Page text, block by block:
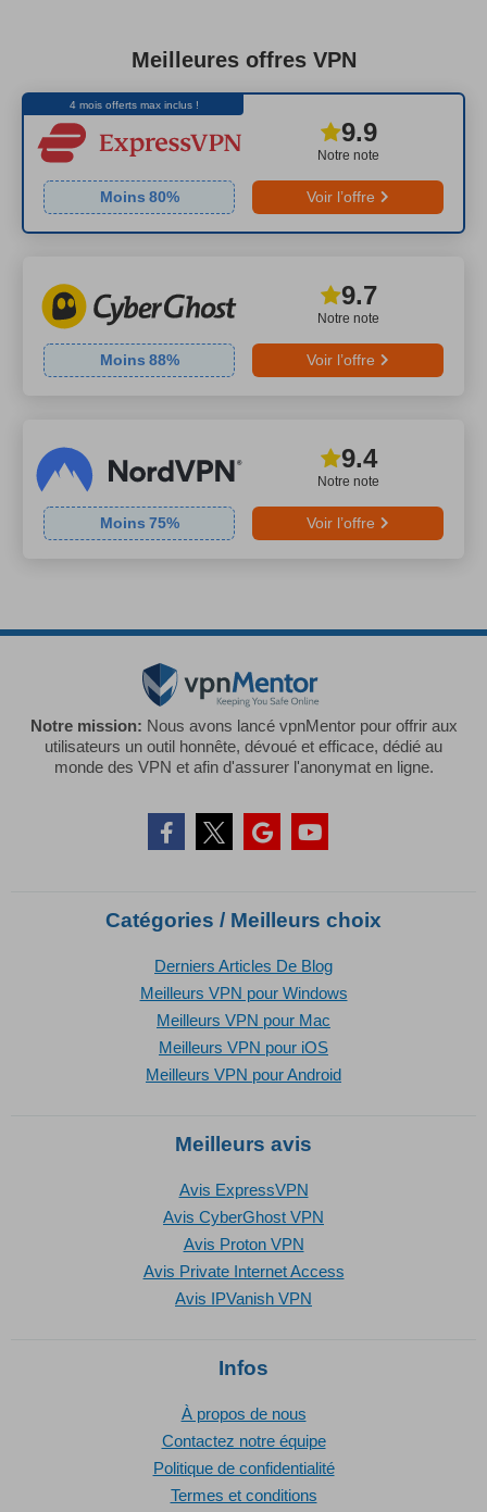
Meilleures offres VPN
4 mois offerts max inclus !
Notre note
9.9
Moins 80% Voir l’offre
Notre note
9.7
Moins 88% Voir l’offre
Notre note
9.4
Moins 75% Voir l’offre
Notre mission: Nous avons lancé vpnMentor pour offrir aux
utilisateurs un outil honnête, dévoué et efficace, dédié au
monde des VPN et afin d'assurer l'anonymat en ligne.
Catégories / Meilleurs choix
Derniers Articles De Blog
Meilleurs VPN pour Windows
Meilleurs VPN pour Mac
Meilleurs VPN pour iOS
Meilleurs VPN pour Android
Meilleurs avis
Avis ExpressVPN
Avis CyberGhost VPN
Avis Proton VPN
Avis Private Internet Access
Avis IPVanish VPN
Infos
À propos de nous
Contactez notre équipe
Politique de confidentialité
Termes et conditions